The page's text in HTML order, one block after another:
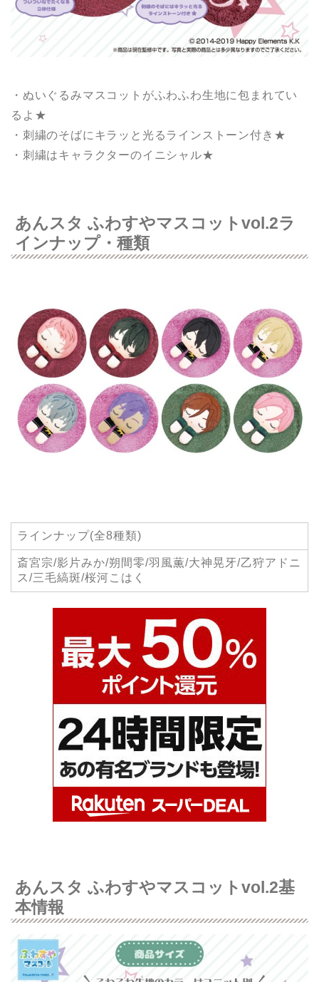
・ぬいぐるみマスコットがふわふわ生地に包まれてい
るよ★
・刺繍のそばにキラッと光るラインストーン付き★
・刺繍はキャラクターのイニシャル★
あんスタ ふわすやマスコットvol.2ラ
インナップ・種類
ラインナップ(全8種類)
斎宮宗/影片みか/朔間零/羽風薫/大神晃牙/乙狩アドニ
ス/三毛縞斑/桜河こはく
あんスタ ふわすやマスコットvol.2基
本情報